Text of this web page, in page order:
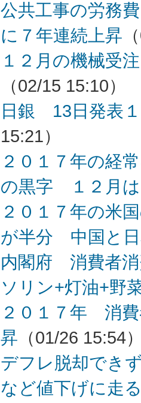
公共工事の労務
に７年連続上昇
１２月の機械
（02/15 15:10）
日銀 13日発表
15:21）
２０１７年の経
の黒字 １２月は
２０１７年の米
が半分 中国と日
内閣府 消費者
ソリン+灯油+野
２０１７年 消
昇 （01/26 15:54
デフレ脱却でき
など値下げに走